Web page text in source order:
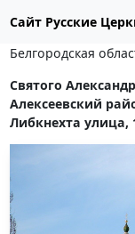
Сайт Русские
Белгородская
Святого
Алексеевский
Либкнехта улица,